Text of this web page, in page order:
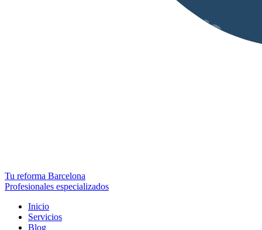
Tu reforma Barcelona
Profesionales especializados
Inicio
Servicios
Blog